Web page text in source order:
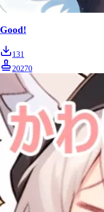
Good!
131
20270